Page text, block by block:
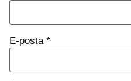
E-posta *